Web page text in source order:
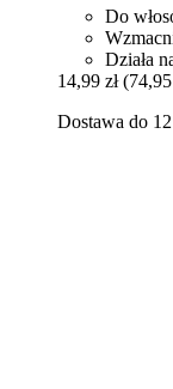
Do
Działa
14,99 zł
Dostawa do